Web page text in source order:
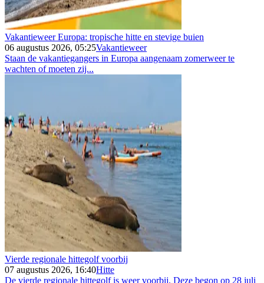
Vakantieweer Europa: tropische hitte en stevige buien
06 augustus 2026, 05:25Vakantieweer
Staan de vakantiegangers in Europa aangenaam zomerweer te
wachten of moeten zij...
Vierde regionale hittegolf voorbij
07 augustus 2026, 16:40Hitte
De vierde regionale hittegolf is weer voorbij. Deze begon op 28 juli